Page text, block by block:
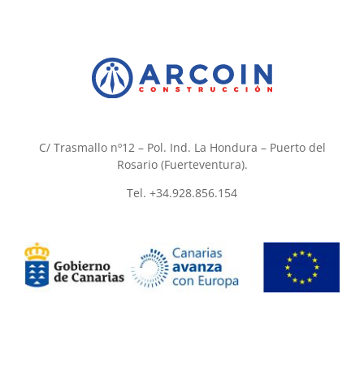
C/ Trasmallo nº12 – Pol. Ind. La Hondura – Puerto del
Rosario (Fuerteventura).
Tel. +34.928.856.154